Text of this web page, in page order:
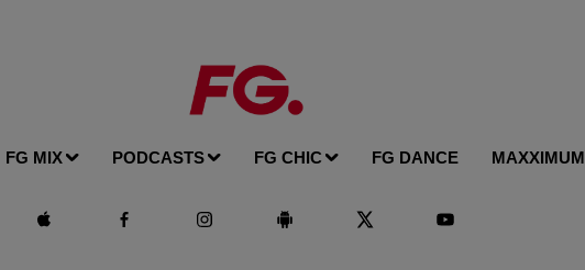
FG MIX PODCASTS FG CHIC FG DANCE MAXXIMUM